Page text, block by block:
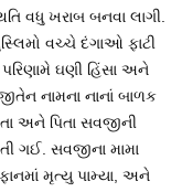
વધુ ખરાબ બનવા લાગી.
વચ્ચે દંગાઓ ફાટી
ઘણી હિંસા અને
નામના નાનાં બાળક
અને પિતા સવજીની
ગઈ. સવજીના મામા
મૃત્યુ પામ્યા, અને